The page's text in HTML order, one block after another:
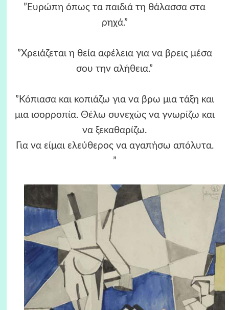
”Ευρώπη όπως τα παιδιά τη θάλασσα στα
ρηχά.”
”Χρειάζεται η θεία αφέλεια για να βρεις μέσα
σου την αλήθεια.”
”Κόπιασα και κοπιάζω για να βρω μια τάξη και
μια ισορροπία. Θέλω συνεχώς να γνωρίζω και
να ξεκαθαρίζω.
Για να είμαι ελεύθερος να αγαπήσω απόλυτα.
”